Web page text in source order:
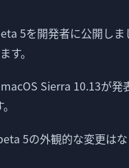
5を開発者に公開し
す。
Sierra 10.13が
5の外観的な変更は